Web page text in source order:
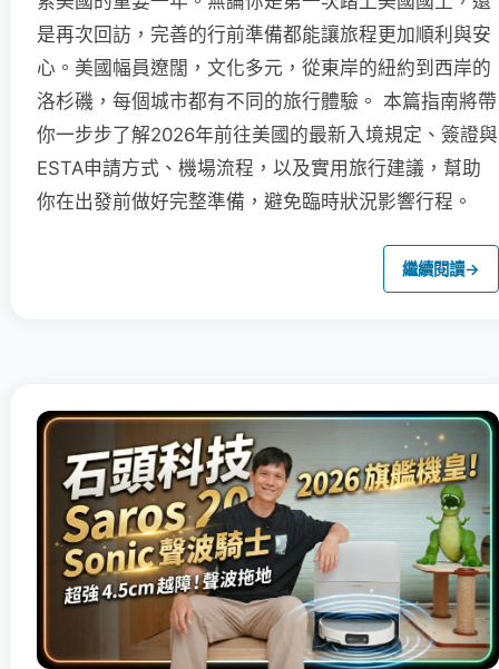
是再次回訪，完善的行前準備都能讓旅程更加順利與安
心。美國幅員遼闊，文化多元，從東岸的紐約到西岸的
洛杉磯，每個城市都有不同的旅行體驗。 本篇指南將帶
你一步步了解2026年前往美國的最新入境規定、簽證與
ESTA申請方式、機場流程，以及實用旅行建議，幫助
你在出發前做好完整準備，避免臨時狀況影響行程。
繼續閱讀→